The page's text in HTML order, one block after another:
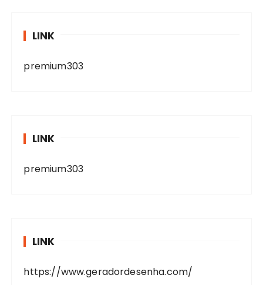
LINK
premium303
LINK
premium303
LINK
https://www.geradordesenha.com/